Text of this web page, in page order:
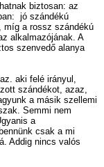
biztosan: az
jó szándékú
míg a rossz szándékú
alkalmazójának. A
szenvedő alanya
aki felé irányul,
szándékot, azaz,
a másik szellemi
Semmi nem
a
csak a mi
Addig nincs valós